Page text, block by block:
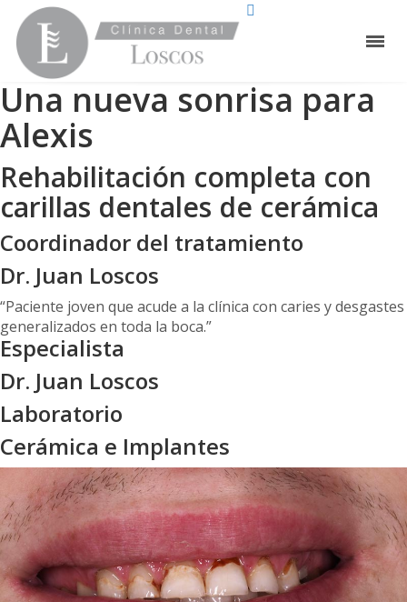
Una nueva sonrisa para
Alexis
Rehabilitación completa con
carillas dentales de cerámica
Coordinador del tratamiento
Dr. Juan Loscos
“Paciente joven que acude a la clínica con caries y desgastes
generalizados en toda la boca.”
Especialista
Dr. Juan Loscos
Laboratorio
Cerámica e Implantes